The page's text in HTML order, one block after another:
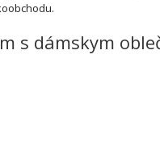
s dámskym